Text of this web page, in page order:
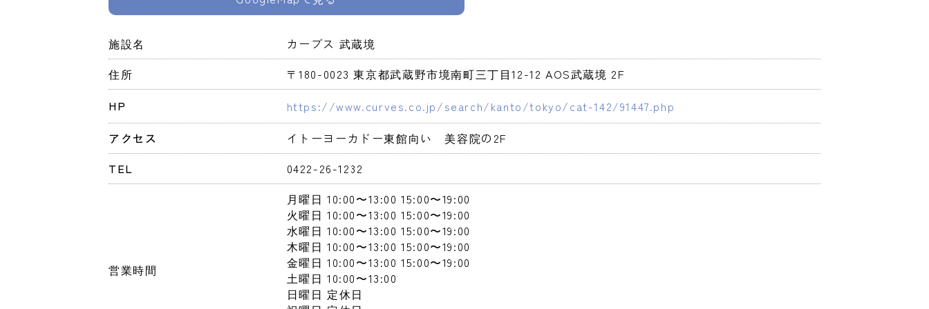
施設名
カーブス 武蔵境
住所
〒180-0023 東京都武蔵野市境南町三丁目12-12 AOS武蔵境 2F
HP
https://www.curves.co.jp/search/kanto/tokyo/cat-142/91447.php
アクセス
イトーヨーカドー東館向い　美容院の2F
TEL
0422-26-1232
営業時間
月曜日 10:00〜13:00 15:00〜19:00
火曜日 10:00〜13:00 15:00〜19:00
水曜日 10:00〜13:00 15:00〜19:00
木曜日 10:00〜13:00 15:00〜19:00
金曜日 10:00〜13:00 15:00〜19:00
土曜日 10:00〜13:00
日曜日 定休日